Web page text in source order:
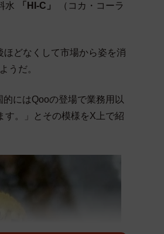
水 「HI-C」
（コカ・コーラ
どなくして市場から姿を消
うだ。
にはQooの登場で業務用以
す。」とその模様をX上で紹